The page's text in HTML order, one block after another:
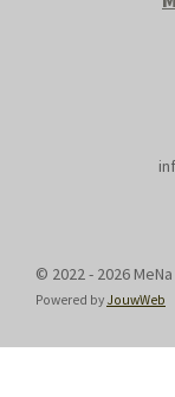
© 2022 - 2026
Powered by JouwWeb